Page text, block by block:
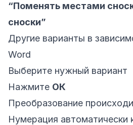
“Поменять местами
сноски”
Другие варианты в
Word
Выберите нужный вариант
Нажмите ОК
Преобразование
Нумерация автоматически